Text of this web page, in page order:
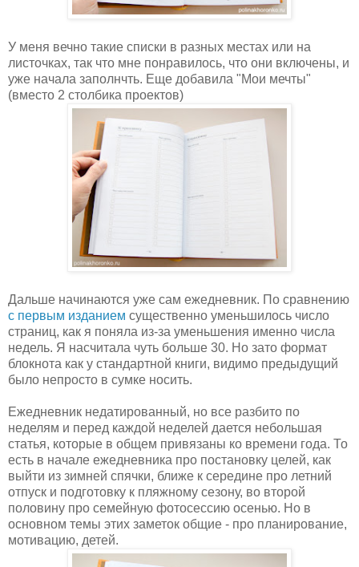
У меня вечно такие списки в разных местах или на
листочках, так что мне понравилось, что они включены, и
уже начала заполнчть. Еще добавила "Мои мечты"
(вместо 2 столбика проектов)
Дальше начинаются уже сам ежедневник. По сравнению
с первым изданием существенно уменьшилось число
страниц, как я поняла из-за уменьшения именно числа
недель. Я насчитала чуть больше 30. Но зато формат
блокнота как у стандартной книги, видимо предыдущий
было непросто в сумке носить.
Ежедневник недатированный, но все разбито по
неделям и перед каждой неделей дается небольшая
статья, которые в общем привязаны ко времени года. То
есть в начале ежедневника про постановку целей, как
выйти из зимней спячки, ближе к середине про летний
отпуск и подготовку к пляжному сезону, во второй
половину про семейную фотосессию осенью. Но в
основном темы этих заметок общие - про планирование,
мотивацию, детей.